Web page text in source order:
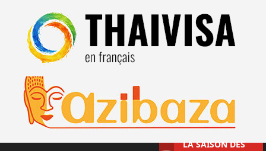
contenu
LA SAISON DES